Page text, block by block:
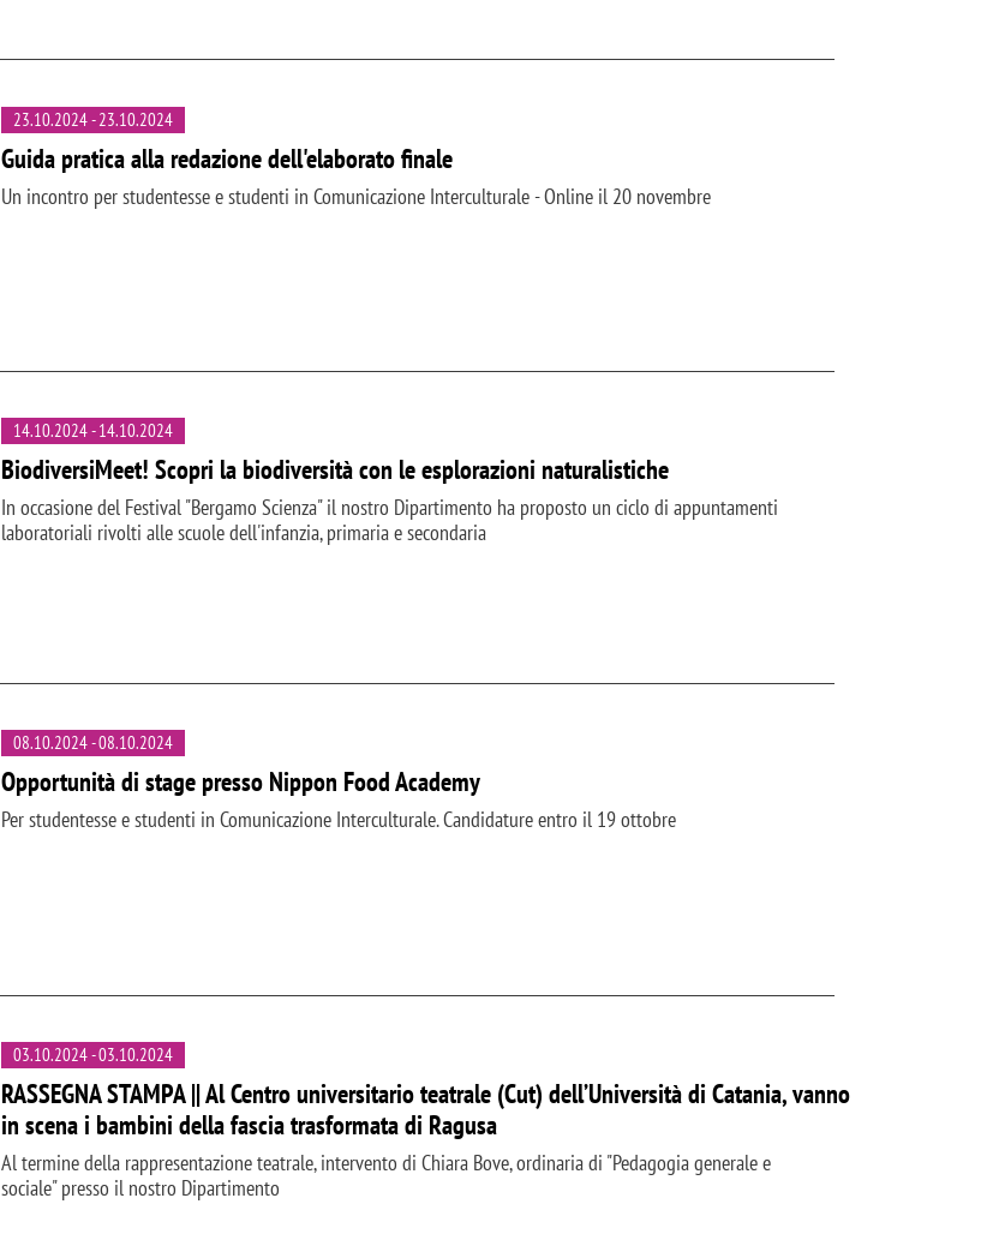
23.10.2024-23.10.2024
Guida pratica alla redazione dell'elaborato finale
Un incontro per studentesse e studenti in Comunicazione Interculturale - Online il 20 novembre
14.10.2024-14.10.2024
BiodiversiMeet! Scopri la biodiversità con le esplorazioni naturalistiche
In occasione del Festival "Bergamo Scienza" il nostro Dipartimento ha proposto un ciclo di appuntamenti
laboratoriali rivolti alle scuole dell'infanzia, primaria e secondaria
08.10.2024-08.10.2024
Opportunità di stage presso Nippon Food Academy
Per studentesse e studenti in Comunicazione Interculturale. Candidature entro il 19 ottobre
03.10.2024-03.10.2024
RASSEGNA STAMPA || Al Centro universitario teatrale (Cut) dell’Università di Catania, vanno
in scena i bambini della fascia trasformata di Ragusa
Al termine della rappresentazione teatrale, intervento di Chiara Bove, ordinaria di "Pedagogia generale e
sociale" presso il nostro Dipartimento